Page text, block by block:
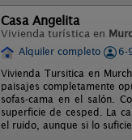
Casa Angelita
Vivienda turística en
Alquiler completo
6-
Vivienda Tursitica en
paisajes completamente
sofas-cama en el salón.
superficie de cesped. La
el ruido, aunque si lo